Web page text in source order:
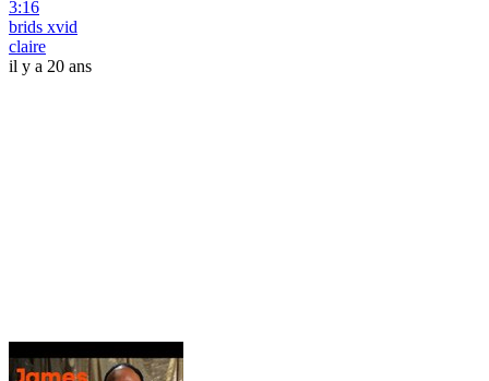
3:16
brids xvid
claire
il y a 20 ans